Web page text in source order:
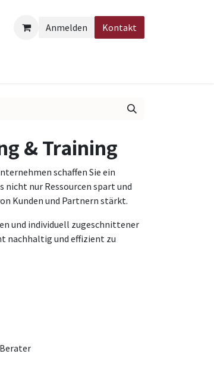
Anmelden Kontakt
& Training
schaffen Sie ein
nur Ressourcen spart und
Kunden und Partnern stärkt.
und individuell zugeschnittener
nachhaltig und effizient zu